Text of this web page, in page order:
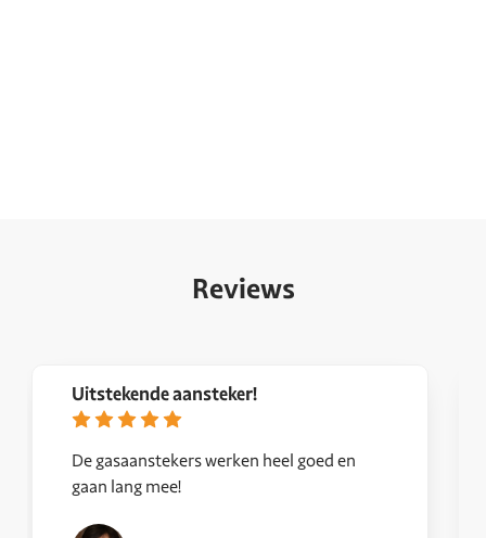
Reviews
Uitstekende aansteker!
De gasaanstekers werken heel goed en
gaan lang mee!